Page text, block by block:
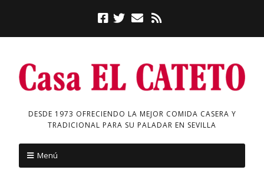
DESDE 1973 OFRECIENDO LA MEJOR COMIDA CASERA Y
TRADICIONAL PARA SU PALADAR EN SEVILLA
Menú